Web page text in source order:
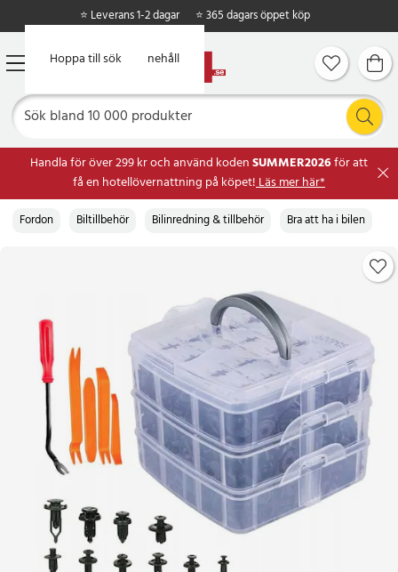
Hoppa till huvudinnehåll
Hoppa till sök
⭐ Leverans 1-2 dagar ⭐ 365 dagars öppet köp
Handla för över 299 kr och använd kodenSUMMER2026för att
få en hotellövernattning på köpet!Läs mer här*
Fordon Biltillbehör Bilinredning & tillbehör Bra att ha i bilen